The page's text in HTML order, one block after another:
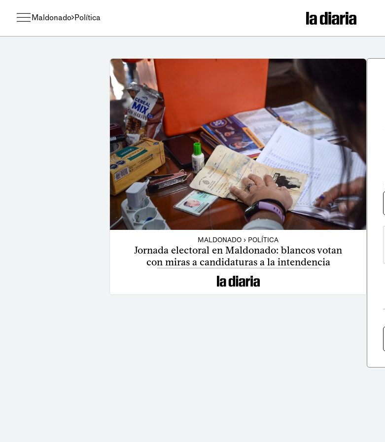
Maldonado Política
MALDONADO › POLÍTICA
Jornada electoral en Maldonado: blancos votan
con miras a candidaturas a la intendencia